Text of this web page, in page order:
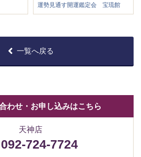
運勢見通す開運鑑定会 宝琉館
一覧へ戻る
わせ・お申し込みはこちら
天神店
092-724-7724